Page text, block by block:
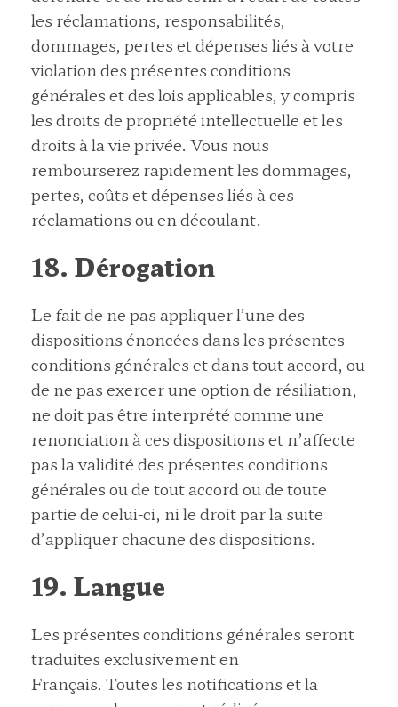
les réclamations, responsabilités,
dommages, pertes et dépenses liés à votre
violation des présentes conditions
générales et des lois applicables, y compris
les droits de propriété intellectuelle et les
droits à la vie privée. Vous nous
rembourserez rapidement les dommages,
pertes, coûts et dépenses liés à ces
réclamations ou en découlant.
18. Dérogation
Le fait de ne pas appliquer l’une des
dispositions énoncées dans les présentes
conditions générales et dans tout accord, ou
de ne pas exercer une option de résiliation,
ne doit pas être interprété comme une
renonciation à ces dispositions et n’affecte
pas la validité des présentes conditions
générales ou de tout accord ou de toute
partie de celui-ci, ni le droit par la suite
d’appliquer chacune des dispositions.
19. Langue
Les présentes conditions générales seront
traduites exclusivement en
Français. Toutes les notifications et la